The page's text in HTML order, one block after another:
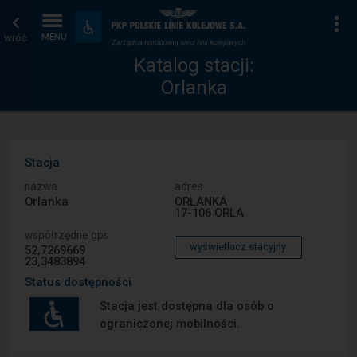
wróć MENU
Dostępność
i
udogodnienia
Katalog
stacji
Strona
główna
Katalog stacji:
Orlanka
Stacja
nazwa
Orlanka
adres
ORLANKA
17-106 ORLA
współrzędne gps
52,7269669
23,3483894
wyświetlacz stacyjny
Status dostępności
Stacja jest dostępna dla osób o
ograniczonej mobilności.